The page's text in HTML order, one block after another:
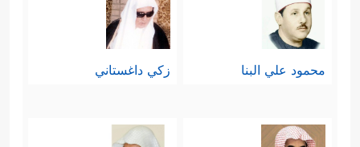
محمود علي البنا زكي داغستاني